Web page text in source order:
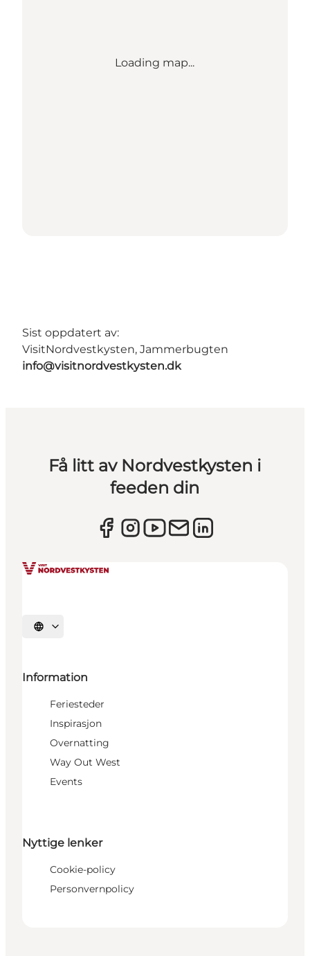
Loading map...
Sist oppdatert av:
VisitNordvestkysten, Jammerbugten
info@visitnordvestkysten.dk
Få litt av Nordvestkysten i
feeden din
Velg språk
Information
Feriesteder
Inspirasjon
Overnatting
Way Out West
Events
Nyttige lenker
Cookie-policy
Personvernpolicy